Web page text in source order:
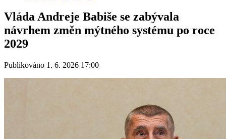
Vláda Andreje Babiše se zabývala
návrhem změn mýtného systému po roce
2029
Publikováno 1. 6. 2026 17:00